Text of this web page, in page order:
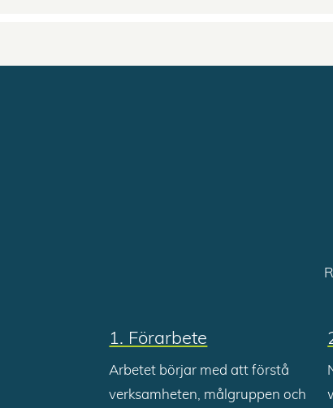
1. Förarbete
Arbetet börjar med att förstå
verksamheten, målgruppen och